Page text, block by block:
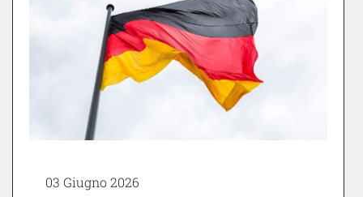
03 Giugno 2026